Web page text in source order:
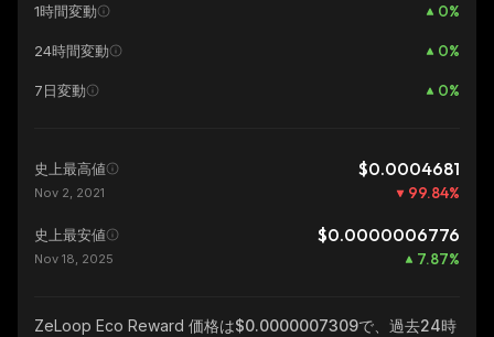
1時間変動 0%
24時間変動 0%
7日変動 0%
史上最高値 $0.0004681
Nov 2, 2021 99.84%
史上最安値 $0.0000006776
Nov 18, 2025 7.87%
ZeLoop Eco Reward 価格は$0.0000007309で、過去24時